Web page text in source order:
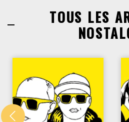
TOUS LES